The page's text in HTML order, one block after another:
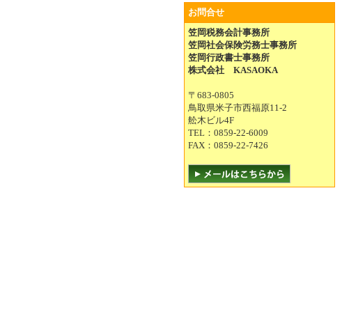
お問合せ
笠岡税務会計事務所
笠岡社会保険労務士事務所
笠岡行政書士事務所
株式会社 KASAOKA
〒683-0805
鳥取県米子市西福原11-2
舩木ビル4F
TEL：0859-22-6009
FAX：0859-22-7426